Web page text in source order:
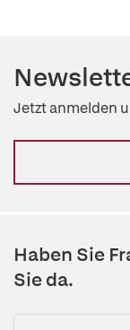
Jetzt anmelden
Haben Sie
Sie da.